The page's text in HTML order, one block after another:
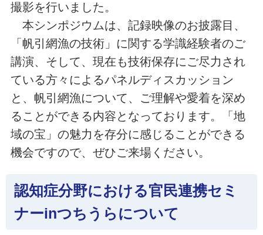
撮影を行いました。
本シンポジウムは、記録映像のお披露目、
「帆引網漁の技術」に関する学識経験者のご
講演、そして、現在も技術保存にご尽力され
ている方々によるパネルディスカッション
と、帆引網漁について、ご理解や愛着を深め
ることができる内容となっております。「地
域の宝」の魅力を存分に感じることができる
機会ですので、ぜひご来場ください。
認知症分野における官民連携セミ
ナーinつちうらについて